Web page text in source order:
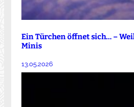
Ein Türchen öffnet sich… –
Minis
13.05.2026